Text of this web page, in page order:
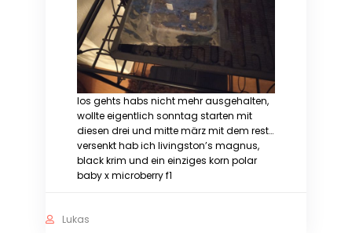
los gehts habs nicht mehr ausgehalten,
wollte eigentlich sonntag starten mit
diesen drei und mitte märz mit dem rest…
versenkt hab ich livingston’s magnus,
black krim und ein einziges korn polar
baby x microberry f1
Lukas